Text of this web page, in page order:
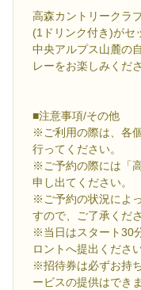
高森カントリークラ
(1ドリンク付き)がセ
中央アルプス山麓の
レーをお楽しみくださ
■注意事項/その他
※ご利用の際は、各
行ってください。
※ご予約の際には「
申し出てください。
※ご予約の状況によ
すので、ご了承くださ
※当日はスタート30
ロントへ提出ください
※招待券は必ずお持
ービスの提供はでき